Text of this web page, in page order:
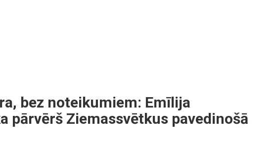
bez noteikumiem: Emīlija
pārvērš Ziemassvētkus pavedinošā